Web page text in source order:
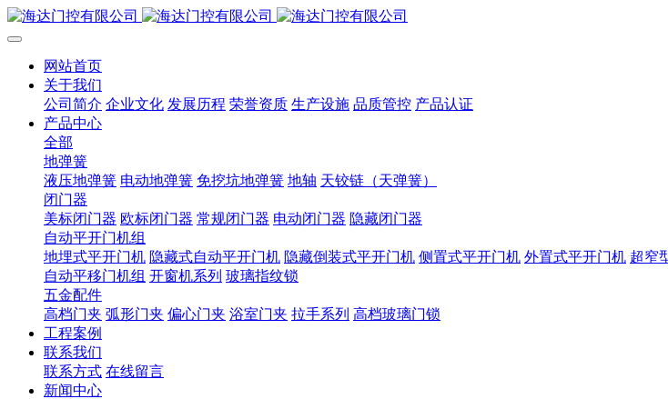
网站首页
关于我们
公司简介 企业文化 发展历程 荣誉资质 生产设施 品质管控 产品认证
产品中心
全部
地弹簧
液压地弹簧 电动地弹簧 免挖坑地弹簧 地轴 天铰链（天弹簧）
闭门器
美标闭门器 欧标闭门器 常规闭门器 电动闭门器 隐藏闭门器
自动平开门机组
地埋式平开门机 隐藏式自动平开门机 隐藏倒装式平开门机 侧置式平开门机 外置式平开门机 超窄
自动平移门机组 开窗机系列 玻璃指纹锁
五金配件
高档门夹 弧形门夹 偏心门夹 浴室门夹 拉手系列 高档玻璃门锁
工程案例
联系我们
联系方式 在线留言
新闻中心